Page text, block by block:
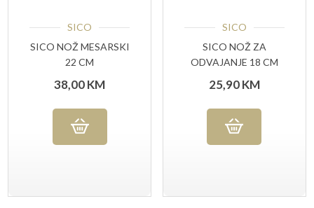
SICO
SICO NOŽ MESARSKI
22 CM
38,00KM
SICO
SICO NOŽ ZA
ODVAJANJE 18 CM
25,90KM